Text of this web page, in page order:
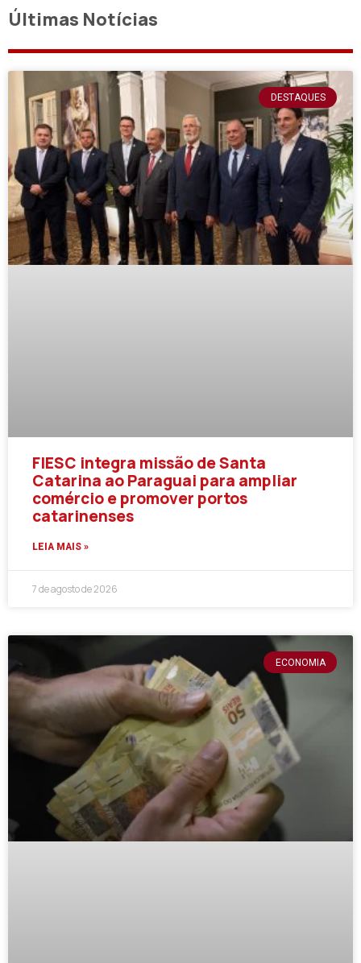
Últimas Notícias
DESTAQUES
FIESC integra missão de Santa
Catarina ao Paraguai para ampliar
comércio e promover portos
catarinenses
LEIA MAIS »
7 de agosto de 2026
ECONOMIA